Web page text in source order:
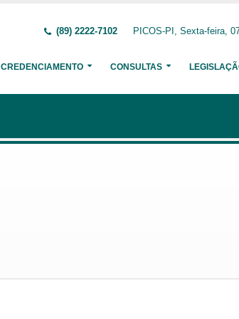
(89) 2222-7102 PICOS-PI, Sexta-feira,
CREDENCIAMENTO CONSULTAS